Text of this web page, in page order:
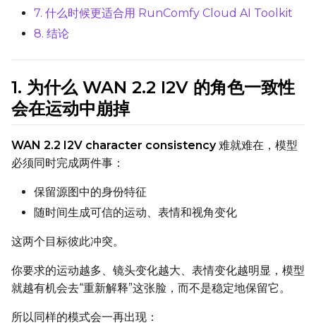
Weight Decay
Timestep Type
Weighted
Timestep Bias
Balanced
Text Encoder Optimizations
7. 什么时候更适合用 RunComfy Cloud AI Toolkit
8. 结论
1. 为什么 WAN 2.2 I2V 的角色一致性
会在运动中崩掉
WAN 2.2 I2V character consistency难就难在，模型
必须同时完成两件事：
保留源图中的身份特征
随时间生成可信的运动、表情和视角变化
这两个目标彼此冲突。
你要求的运动越多、镜头变化越大、表情变化越明显，模型
就越有机会去“重新解释”这张脸，而不是稳定地保留它。
所以同样的模式会一再出现：